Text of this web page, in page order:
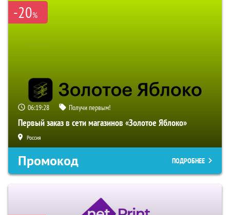
-20%
06:19:27 Получи первым!
Первый заказ в сети магазинов «Золотое Яблоко»
Россия
Промокод ПОДРОБНЕЕ